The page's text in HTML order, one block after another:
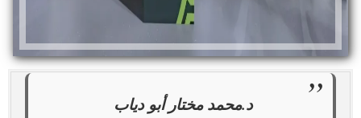
د.محمد مختار أبو دياب